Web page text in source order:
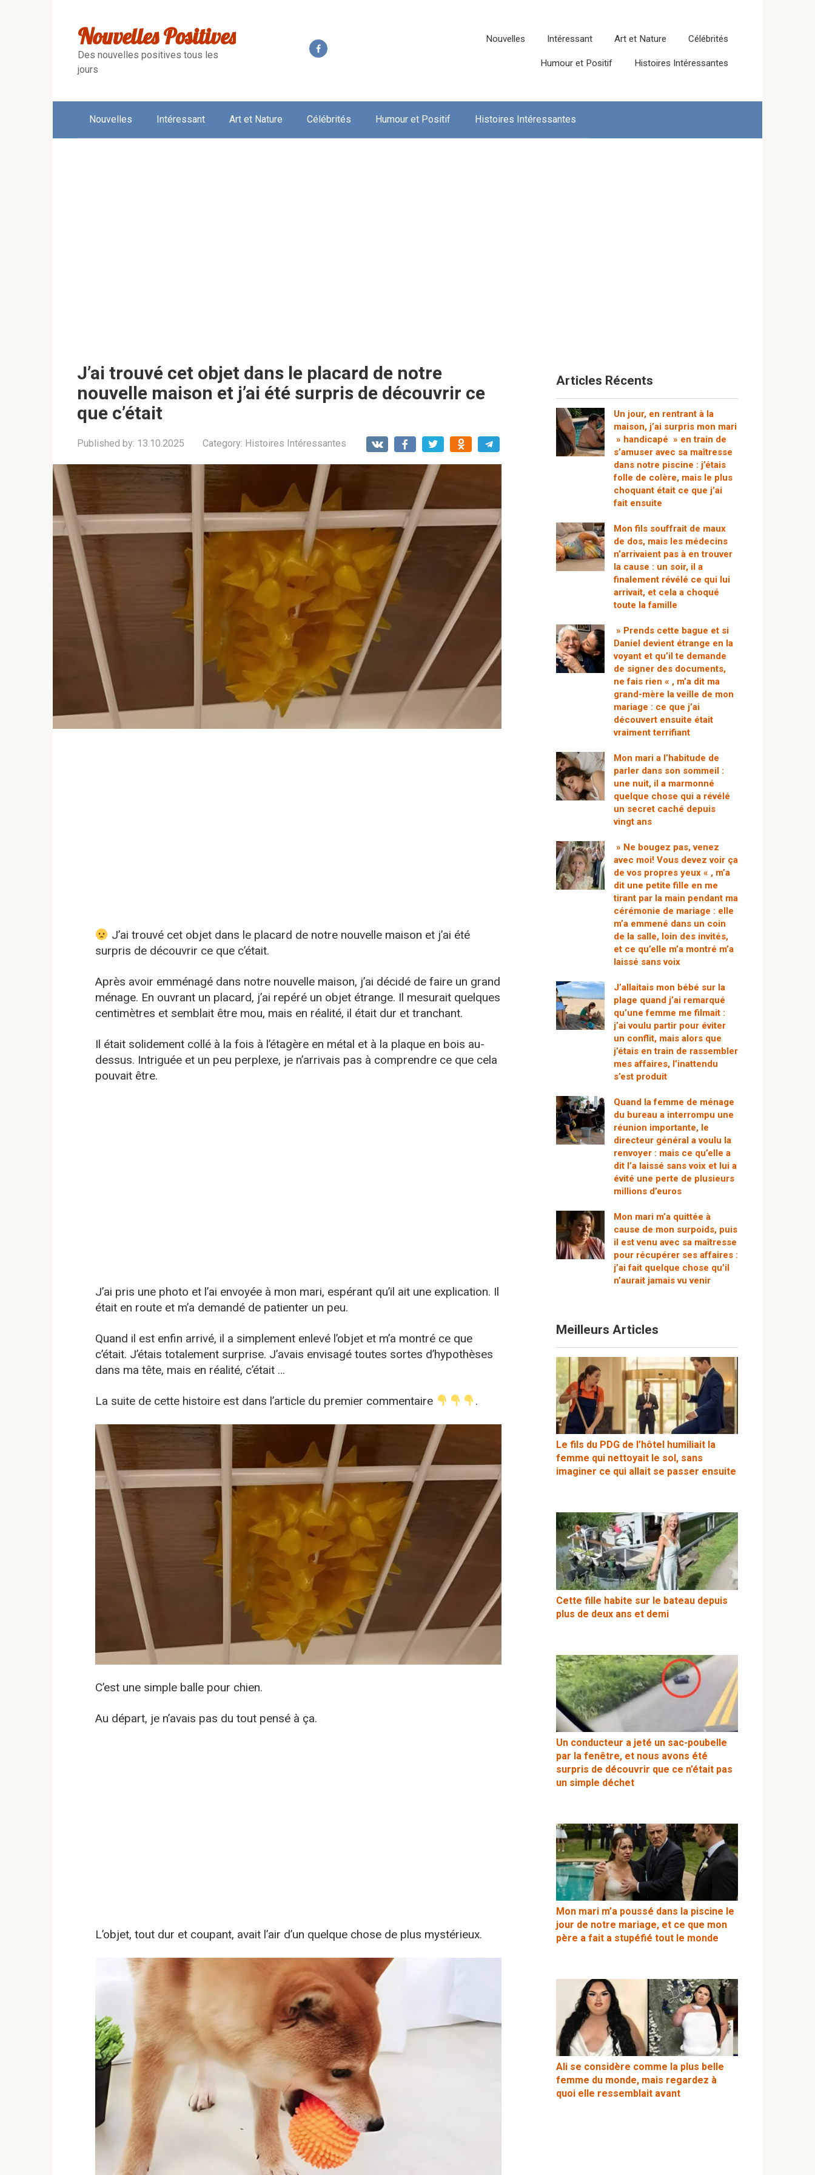
Nouvelles Positives
Des nouvelles positives tous les
jours
Nouvelles Intéressant Art et Nature Célébrités
Humour et Positif Histoires Intéressantes
Nouvelles Intéressant Art et Nature Célébrités Humour et Positif Histoires Intéressantes
J’ai trouvé cet objet dans le placard de notre
nouvelle maison et j’ai été surpris de découvrir ce
que c’était
Published by: 13.10.2025 Category: Histoires Intéressantes
J’ai trouvé cet objet dans le placard de notre nouvelle maison et j’ai été
surpris de découvrir ce que c’était.
Après avoir emménagé dans notre nouvelle maison, j’ai décidé de faire un grand
ménage. En ouvrant un placard, j’ai repéré un objet étrange. Il mesurait quelques
centimètres et semblait être mou, mais en réalité, il était dur et tranchant.
Il était solidement collé à la fois à l’étagère en métal et à la plaque en bois au-
dessus. Intriguée et un peu perplexe, je n’arrivais pas à comprendre ce que cela
pouvait être.
J’ai pris une photo et l’ai envoyée à mon mari, espérant qu’il ait une explication. Il
était en route et m’a demandé de patienter un peu.
Quand il est enfin arrivé, il a simplement enlevé l’objet et m’a montré ce que
c’était. J’étais totalement surprise. J’avais envisagé toutes sortes d’hypothèses
dans ma tête, mais en réalité, c’était …
La suite de cette histoire est dans l’article du premier commentaire .
C’est une simple balle pour chien.
Au départ, je n’avais pas du tout pensé à ça.
L’objet, tout dur et coupant, avait l’air d’un quelque chose de plus mystérieux.
Articles Récents
Un jour, en rentrant à la
maison, j’ai surpris mon mari
» handicapé » en train de
s’amuser avec sa maîtresse
dans notre piscine : j’étais
folle de colère, mais le plus
choquant était ce que j’ai
fait ensuite
Mon fils souffrait de maux
de dos, mais les médecins
n’arrivaient pas à en trouver
la cause : un soir, il a
finalement révélé ce qui lui
arrivait, et cela a choqué
toute la famille
» Prends cette bague et si
Daniel devient étrange en la
voyant et qu’il te demande
de signer des documents,
ne fais rien « , m’a dit ma
grand-mère la veille de mon
mariage : ce que j’ai
découvert ensuite était
vraiment terrifiant
Mon mari a l’habitude de
parler dans son sommeil :
une nuit, il a marmonné
quelque chose qui a révélé
un secret caché depuis
vingt ans
» Ne bougez pas, venez
avec moi! Vous devez voir ça
de vos propres yeux « , m’a
dit une petite fille en me
tirant par la main pendant ma
cérémonie de mariage : elle
m’a emmené dans un coin
de la salle, loin des invités,
et ce qu’elle m’a montré m’a
laissé sans voix
J’allaitais mon bébé sur la
plage quand j’ai remarqué
qu’une femme me filmait :
j’ai voulu partir pour éviter
un conflit, mais alors que
j’étais en train de rassembler
mes affaires, l’inattendu
s’est produit
Quand la femme de ménage
du bureau a interrompu une
réunion importante, le
directeur général a voulu la
renvoyer : mais ce qu’elle a
dit l’a laissé sans voix et lui a
évité une perte de plusieurs
millions d’euros
Mon mari m’a quittée à
cause de mon surpoids, puis
il est venu avec sa maîtresse
pour récupérer ses affaires :
j’ai fait quelque chose qu’il
n’aurait jamais vu venir
Meilleurs Articles
Le fils du PDG de l’hôtel humiliait la
femme qui nettoyait le sol, sans
imaginer ce qui allait se passer ensuite
Cette fille habite sur le bateau depuis
plus de deux ans et demi
Un conducteur a jeté un sac-poubelle
par la fenêtre, et nous avons été
surpris de découvrir que ce n’était pas
un simple déchet
Mon mari m’a poussé dans la piscine le
jour de notre mariage, et ce que mon
père a fait a stupéfié tout le monde
Ali se considère comme la plus belle
femme du monde, mais regardez à
quoi elle ressemblait avant